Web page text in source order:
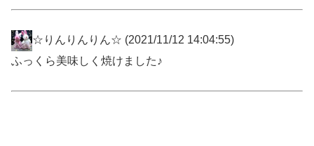
☆りんりんりん☆ (2021/11/12 14:04:55)
ふっくら美味しく焼けました♪